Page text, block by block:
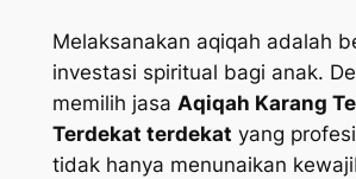
Melaksanakan aqiqah adalah
investasi spiritual bagi anak.
memilih jasa Aqiqah Karang
Terdekat terdekat yang
tidak hanya menunaikan